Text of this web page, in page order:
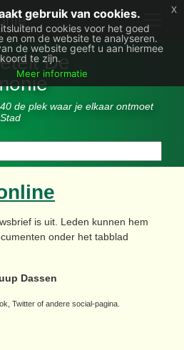
gebruik van cookies.
cookies voor het goed
en om de website te analyseren.
de website geeft u aan hiermee
te zijn.
Meer informatie
x
De
de plek waar je elkaar ontmoet
is uit. Leden kunnen hem
onder het tabblad
Dassen
Twitter of andere social-pagina.